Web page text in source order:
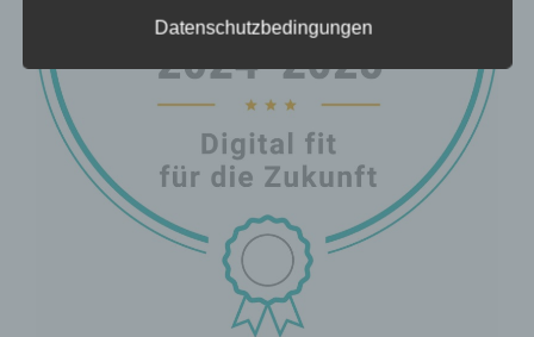
c) Verarbeitung
Verarbeitung ist jeder mit oder ohne Hilfe
automatisierter Verfahren ausgeführte Vorgang oder
jede solche Vorgangsreihe im Zusammenhang mit
personenbezogenen Daten wie das Erheben, das
Erfassen, die Organisation, das Ordnen, die
Speicherung, die Anpassung oder Veränderung, das
Auslesen, das Abfragen, die Verwendung, die
Offenlegung durch Übermittlung, Verbreitung oder eine
andere Form der Bereitstellung, den Abgleich oder die
Verknüpfung, die Einschränkung, das Löschen oder die
Datenschutzbedingungen